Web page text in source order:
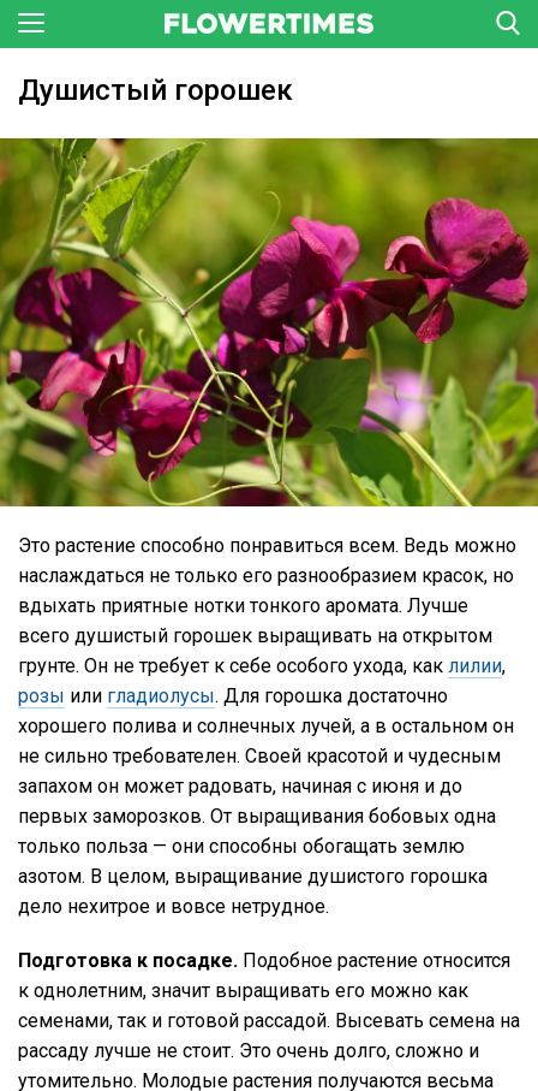
Душистый горошек
Это растение способно понравиться всем. Ведь можно
наслаждаться не только его разнообразием красок, но
вдыхать приятные нотки тонкого аромата. Лучше
всего душистый горошек выращивать на открытом
грунте. Он не требует к себе особого ухода, как лилии,
розы или гладиолусы. Для горошка достаточно
хорошего полива и солнечных лучей, а в остальном он
не сильно требователен. Своей красотой и чудесным
запахом он может радовать, начиная с июня и до
первых заморозков. От выращивания бобовых одна
только польза — они способны обогащать землю
азотом. В целом, выращивание душистого горошка
дело нехитрое и вовсе нетрудное.
Подготовка к посадке. Подобное растение относится
к однолетним, значит выращивать его можно как
семенами, так и готовой рассадой. Высевать семена на
рассаду лучше не стоит. Это очень долго, сложно и
утомительно. Молодые растения получаются весьма